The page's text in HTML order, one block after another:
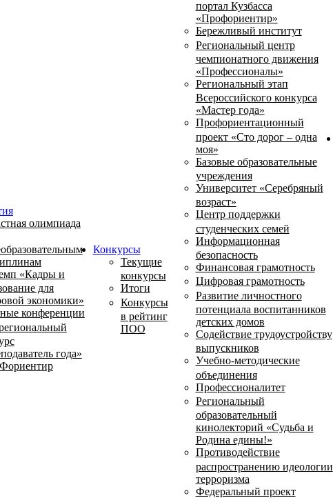
олимпиада
«Кадры и
для
экономики»
конференции
года»
Конкурсы
Текущие
конкурсы
Итоги
Конкурсы
в рейтинг
ПОО
портал Кузбасса
«Профориентир»
Бережливый институт
Региональный центр
чемпионатного движения
«Профессионалы»
Региональный этап
Всероссийского конкурса
«Мастер года»
Профориентационный
проект «Сто дорог – одна
моя»
Базовые образовательные
учреждения
Университет «Серебряный
возраст»
Центр поддержки
студенческих семей
Информационная
безопасность
Финансовая грамотность
Цифровая грамотность
Развитие личностного
потенциала воспитанников
детских домов
Содействие трудоустройству
выпускников
Учебно-методические
объединения
Профессионалитет
Региональный
образовательный
кинолекторий «Судьба и
Родина едины!»
Противодействие
распространению идеологии
терроризма
Федеральный проект